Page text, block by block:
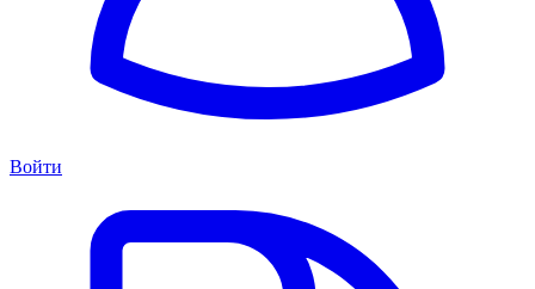
Войти